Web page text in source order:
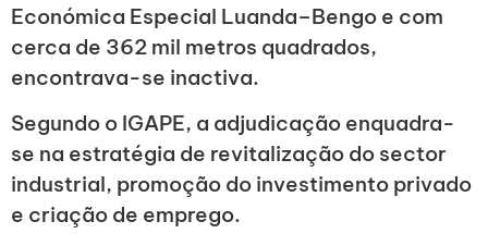
Económica Especial Luanda–Bengo e com
cerca de 362 mil metros quadrados,
encontrava-se inactiva.
Segundo o IGAPE, a adjudicação enquadra-
se na estratégia de revitalização do sector
industrial, promoção do investimento privado
e criação de emprego.